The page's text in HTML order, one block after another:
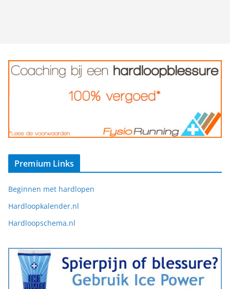
Premium Links
Beginnen met hardlopen
Hardloopkalender.nl
Hardloopschema.nl